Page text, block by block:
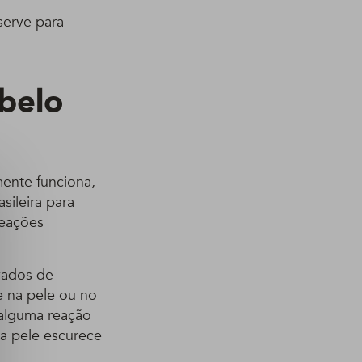
para
funciona,
para
de
na pele ou no
reação
pele escurece